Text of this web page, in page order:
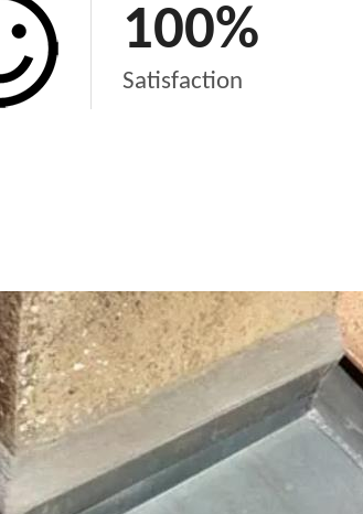
100%
Satisfaction